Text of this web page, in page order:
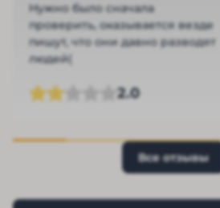
Нужно было сначала
проверить, оказывается везде
пишут, что они давно разводят
людей(
2.0
Все отзывы